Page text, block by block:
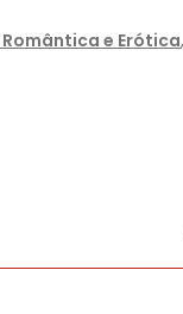
e Erótica,